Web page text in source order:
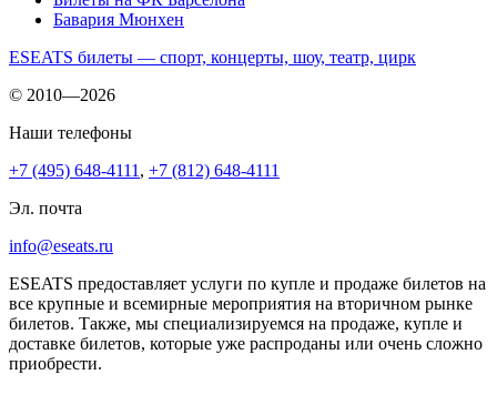
Бавария Мюнхен
ESEATS билеты — спорт, концерты, шоу, театр, цирк
© 2010—2026
Наши телефоны
+7 (495) 648-4111 , +7 (812) 648-4111
Эл. почта
info@eseats.ru
ESEATS предоставляет услуги по купле и продаже билетов на
все крупные и всемирные мероприятия на вторичном рынке
билетов. Также, мы специализируемся на продаже, купле и
доставке билетов, которые уже распроданы или очень сложно
приобрести.